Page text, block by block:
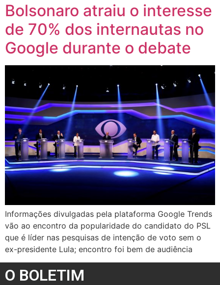
Bolsonaro atraiu o interesse
de 70% dos internautas no
Google durante o debate
Informações divulgadas pela plataforma Google Trends
vão ao encontro da popularidade do candidato do PSL
que é líder nas pesquisas de intenção de voto sem o
ex-presidente Lula; encontro foi bem de audiência
O BOLETIM